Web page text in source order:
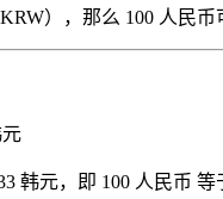
），那么 100 人民
元
韩元，即 100 人民币 等